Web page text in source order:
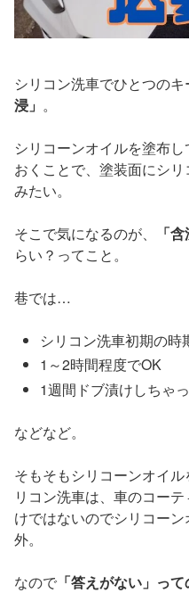
シリコン洗車でひとつの
浸」 。
シリコーンオイルを塗布
おくことで、塗装面にシ
みたい。
そこで気になるのが、 「
らい？ってこと。
巷では…
シリコン洗車初期の
1～2時間程度でOK
1週間ドブ漬けしちゃ
などなど。
そもそもシリコーンオイ
リコン洗車は、車のコー
けではないのでシリコー
外。
なので 「答えがない」って